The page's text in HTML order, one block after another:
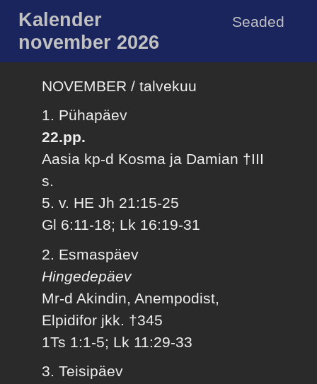
Kalender
november 2026
Seaded
NOVEMBER / talvekuu
1. Pühapäev
22.pp.
Aasia kp-d Kosma ja Damian †III
s.
5. v. HE Jh 21:15-25
Gl 6:11-18; Lk 16:19-31
2. Esmaspäev
Hingedepäev
Mr-d Akindin, Anempodist,
Elpidifor jkk. †345
1Ts 1:1-5; Lk 11:29-33
3. Teisipäev